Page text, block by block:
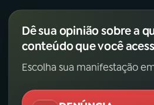
Dê sua opinião sobre a
conteúdo que você
Escolha sua manifestação